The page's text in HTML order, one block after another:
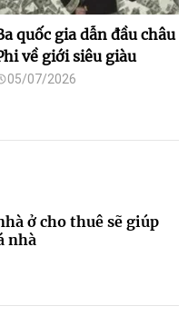
quốc gia dẫn đầu châu
về giới siêu giàu
05/07/2026
ở cho thuê sẽ giúp
nhà